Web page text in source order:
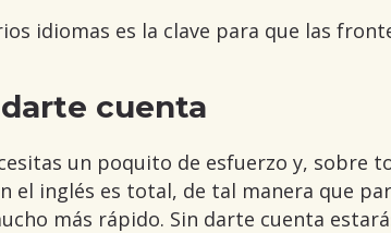
idiomas es la clave para que las
cuenta
un poquito de esfuerzo y, sobre
el inglés es total, de tal manera que
más rápido. Sin darte cuenta